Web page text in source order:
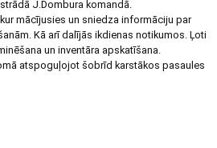
J.Dombura komandā.
mācījusies un sniedza informāciju par
Kā arī dalījās ikdienas notikumos. Ļoti
un inventāra apskatīšana.
atspoguļojot šobrīd karstākos pasaules